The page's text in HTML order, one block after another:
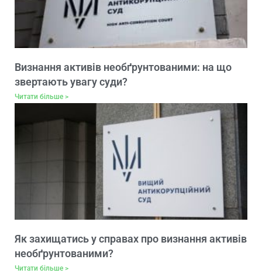
Визнання активів необґрунтованими: на що
звертають увагу суди?
Читати більше >
Як захищатись у справах про визнання активів
необґрунтованими?
Читати більше >